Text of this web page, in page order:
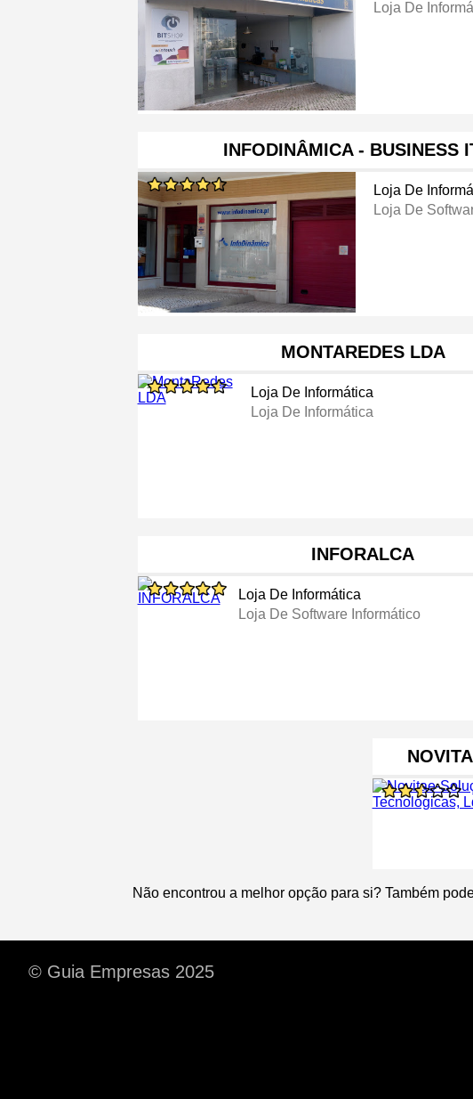
Loja De
INFODINÂMICA - BUSINESS
Loja De
Loja De
MONTAREDES LDA
Loja De Informática
Loja De Informática
INFORALCA
Loja De Informática
Loja De Software Informático
Não encontrou a melhor opção para si? Também
© Guia Empresas 2025